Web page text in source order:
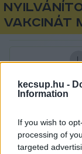
kecsup.hu -
Information
If you wish to
processing of
targeted
vakcinát
L
1
A Nemzeti
Központ